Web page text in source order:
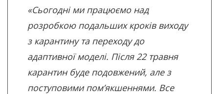
«Сьогодні ми працюємо над
розробкою подальших кроків виходу
з карантину та переходу до
адаптивної моделі. Після 22 травня
карантин буде подовжений, але з
поступовими пом’якшеннями. Все